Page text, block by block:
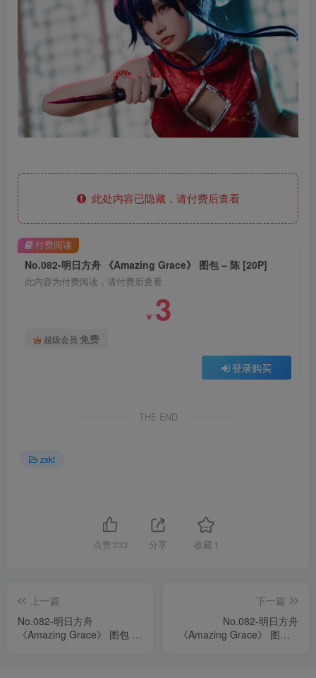
此处内容已隐藏，请付费后查看
No.082-明日方舟 《Amazing Grace》 图包 – 陈 [20P]
此内容为付费阅读，请付费后查看
￥ 3
超级会员 免费
登录购买
付费阅读
THE END
zxkt
点赞 233 分享 收藏 1
上一篇
No.082-明日方舟
《Amazing Grace》 图包 –
下一篇
No.082-明日方舟
《Amazing Grace》 图包 –